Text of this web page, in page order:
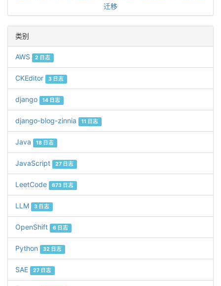
迁移
类别
AWS 2 日志
CKEditor 3 日志
django 14 日志
django-blog-zinnia 11 日志
Java 18 日志
JavaScript 27 日志
LeetCode 673 日志
LLM 3 日志
OpenShift 6 日志
Python 32 日志
SAE 27 日志